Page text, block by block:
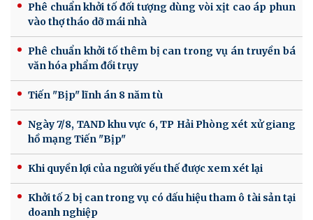
Phê chuẩn khởi tố đối tượng dùng vòi xịt cao áp phun
vào thợ tháo dỡ mái nhà
Phê chuẩn khởi tố thêm bị can trong vụ án truyền bá
văn hóa phẩm đồi trụy
Tiến "Bịp" lĩnh án 8 năm tù
Ngày 7/8, TAND khu vực 6, TP Hải Phòng xét xử giang
hồ mạng Tiến "Bịp"
Khi quyền lợi của người yếu thế được xem xét lại
Khởi tố 2 bị can trong vụ có dấu hiệu tham ô tài sản tại
doanh nghiệp